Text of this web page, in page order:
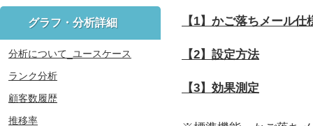
【1】かご落ちメール
【2】設定方法
【3】効果測定
グラフ・分析詳細
分析について_ユースケース
ランク分析
顧客数履歴
推移率